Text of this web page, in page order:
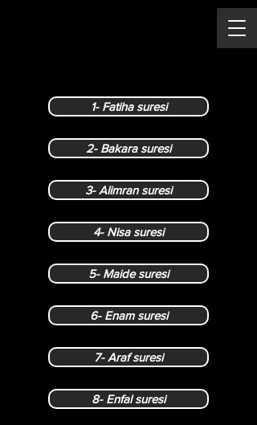
1- Fatiha suresi
2- Bakara suresi
3- Alimran suresi
4- Nisa suresi
5- Maide suresi
6- Enam suresi
7- Araf suresi
8- Enfal suresi